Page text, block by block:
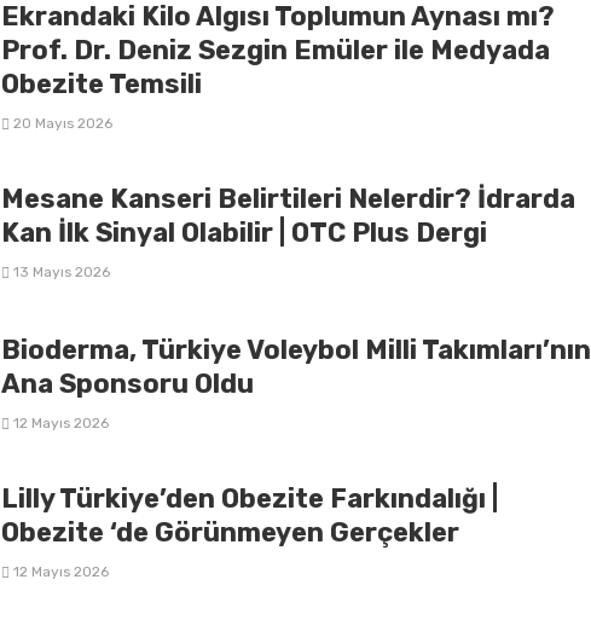
Ekrandaki Kilo Algısı Toplumun Aynası mı?
Prof. Dr. Deniz Sezgin Emüler ile Medyada
Obezite Temsili
20 Mayıs 2026
Mesane Kanseri Belirtileri Nelerdir? İdrarda
Kan İlk Sinyal Olabilir | OTC Plus Dergi
13 Mayıs 2026
Bioderma, Türkiye Voleybol Milli Takımları’nın
Ana Sponsoru Oldu
12 Mayıs 2026
Lilly Türkiye’den Obezite Farkındalığı |
Obezite ‘de Görünmeyen Gerçekler
12 Mayıs 2026